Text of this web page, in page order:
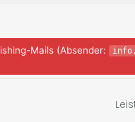
Mails (Absender: